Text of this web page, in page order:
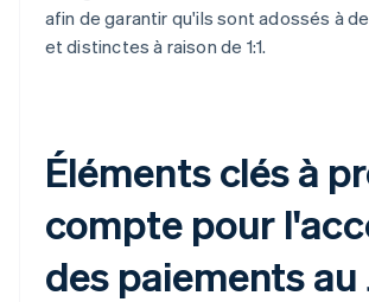
afin de garantir qu'ils sont adossés à
et distinctes à raison de 1:1.
Éléments clés à
compte pour
des paiements au